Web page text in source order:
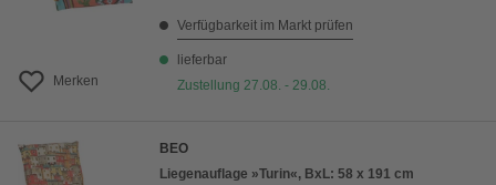
Merken
Verfügbarkeit im Markt prüfen
lieferbar
Zustellung 27.08. - 29.08.
BEO
Liegenauflage »Turin«, BxL: 58 x 191 cm